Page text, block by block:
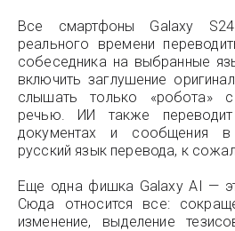
Все смартфоны Galaxy
реального времени
собеседника на выбранные
включить заглушение
слышать только «робота»
речью. ИИ также
документах и сообщения
русский язык перевода, к
Еще одна фишка Galaxy AI —
Сюда относится все:
изменение, выделение